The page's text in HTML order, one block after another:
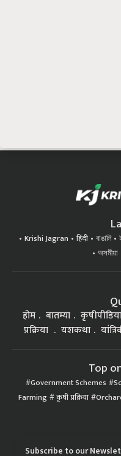
Krishi Jagran हिंदी বাঙালি
অসমীয়া
होम बातम्या
प्रक्रिया
यशकथा
Top
Government Schemes
Farming कृषी प्रक्रिया
Subscribe to our